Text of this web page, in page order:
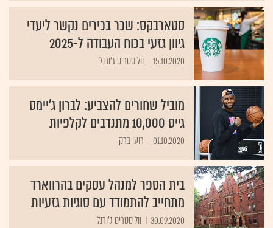
סטארבקס: שכר בכירים נקשר ליעדי
גיוון גזעי בכוח העבודה ל-2025
15.10.2020 וול סטריט ג'ורנל
מוביל שחורים להצביע: לברון ג'יימס
גייס 10,000 מתנדבים לקלפיות
01.10.2020 רועי ברק
בית הספר למנהל עסקים בהרווארד
מתחייב להתמודד עם סוגיות גזעיות
30.09.2020 וול סטריט ג'ורנל